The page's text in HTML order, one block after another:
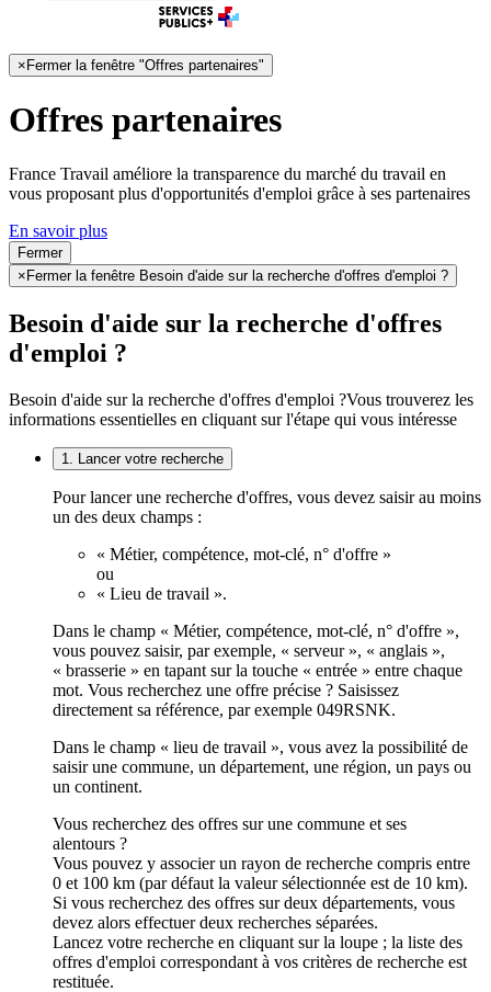
× Fermer la fenêtre "Offres partenaires"
Offres partenaires
France Travail améliore la transparence du marché du travail en
vous proposant plus d'opportunités d'emploi grâce à ses partenaires
En savoir plus
Fermer
× Fermer la fenêtre Besoin d'aide sur la recherche d'offres d'emploi ?
Besoin d'aide sur la recherche d'offres
d'emploi ?
Besoin d'aide sur la recherche d'offres d'emploi ?Vous trouverez les
informations essentielles en cliquant sur l'étape qui vous intéresse
1. Lancer votre recherche
Pour lancer une recherche d'offres, vous devez saisir au moins
un des deux champs :
« Métier, compétence, mot-clé, n° d'offre »
ou
« Lieu de travail ».
Dans le champ « Métier, compétence, mot-clé, n° d'offre »,
vous pouvez saisir, par exemple, « serveur », « anglais »,
« brasserie » en tapant sur la touche « entrée » entre chaque
mot. Vous recherchez une offre précise ? Saisissez
directement sa référence, par exemple 049RSNK.
Dans le champ « lieu de travail », vous avez la possibilité de
saisir une commune, un département, une région, un pays ou
un continent.
Vous recherchez des offres sur une commune et ses
alentours ?
Vous pouvez y associer un rayon de recherche compris entre
0 et 100 km (par défaut la valeur sélectionnée est de 10 km).
Si vous recherchez des offres sur deux départements, vous
devez alors effectuer deux recherches séparées.
Lancez votre recherche en cliquant sur la loupe ; la liste des
offres d'emploi correspondant à vos critères de recherche est
restituée.